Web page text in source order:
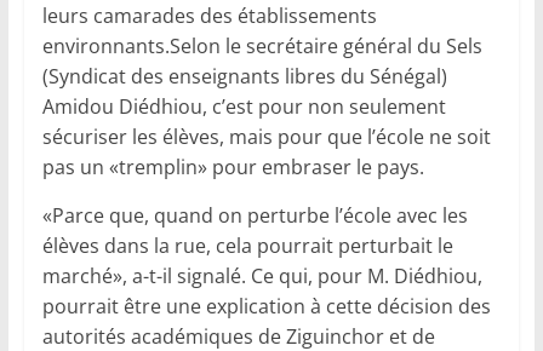
leurs camarades des établissements
environnants.Selon le secrétaire général du Sels
(Syndicat des enseignants libres du Sénégal)
Amidou Diédhiou, c’est pour non seulement
sécuriser les élèves, mais pour que l’école ne soit
pas un «tremplin» pour embraser le pays.
«Parce que, quand on perturbe l’école avec les
élèves dans la rue, cela pourrait perturbait le
marché», a-t-il signalé. Ce qui, pour M. Diédhiou,
pourrait être une explication à cette décision des
autorités académiques de Ziguinchor et de